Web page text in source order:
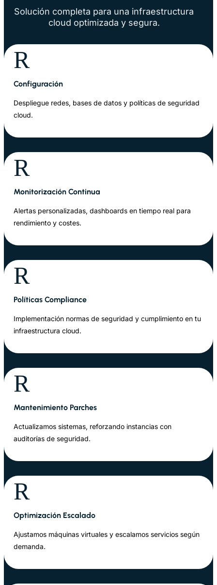
Solución completa para una infraestructura
cloud optimizada y segura.
R
Configuración
Despliegue redes, bases de datos y políticas de seguridad
cloud.
R
Monitorización Continua
Alertas personalizadas, dashboards en tiempo real para
rendimiento y costes.
R
Políticas Compliance
Implementación normas de seguridad y cumplimiento en tu
infraestructura cloud.
R
Mantenimiento Parches
Actualizamos sistemas, reforzando instancias con
auditorías de seguridad.
R
Optimización Escalado
Ajustamos máquinas virtuales y escalamos servicios según
demanda.